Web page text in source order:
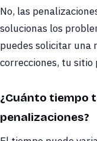
No, las
solucionas los
puedes solicitar una
correcciones, tu
¿Cuánto tiempo
penalizaciones?